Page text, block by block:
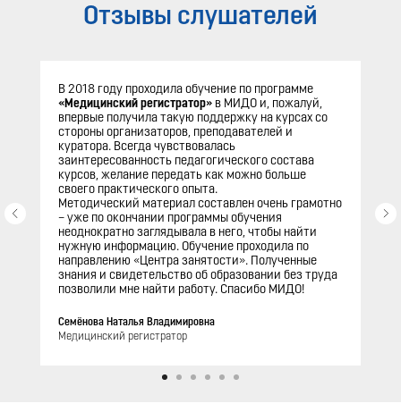
Отзывы слушателей
В 2018 году проходила обучение по программе
«Медицинский регистратор» в МИДО и, пожалуй,
впервые получила такую поддержку на курсах со
стороны организаторов, преподавателей и
куратора. Всегда чувствовалась
заинтересованность педагогического состава
курсов, желание передать как можно больше
своего практического опыта.
Методический материал составлен очень грамотно
– уже по окончании программы обучения
неоднократно заглядывала в него, чтобы найти
нужную информацию. Обучение проходила по
направлению «Центра занятости». Полученные
знания и свидетельство об образовании без труда
позволили мне найти работу. Спасибо МИДО!
Семёнова Наталья Владимировна
Медицинский регистратор